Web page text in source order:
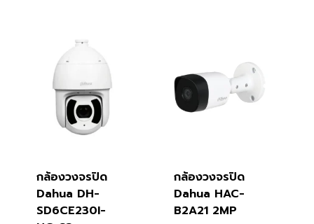
กล้องวงจรปิด
Dahua DH-
SD6CE230I-
กล้องวงจรปิด
Dahua HAC-
B2A21 2MP